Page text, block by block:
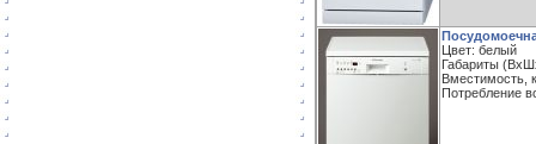
Цвет: белый
Габариты
Вместимость,
Потребление